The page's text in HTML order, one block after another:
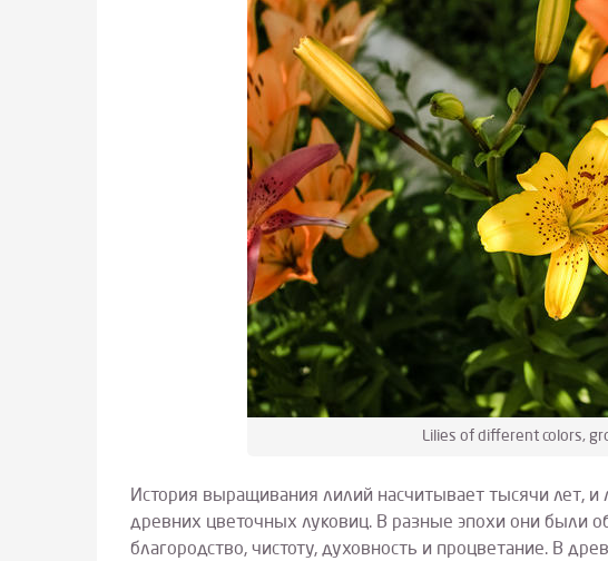
Lilies of different colors,
История выращивания лилий насчитывает тысячи лет,
древних цветочных луковиц. В разные эпохи они были
благородство, чистоту, духовность и процветание. В